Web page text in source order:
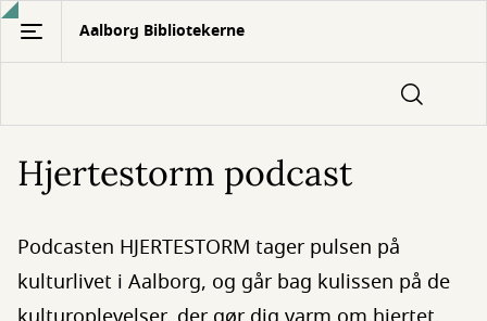
Gå
hovedindhold
Aalborg Bibliotekerne
Hjertestorm podcast
Podcasten HJERTESTORM tager pulsen på
kulturlivet i Aalborg, og går bag kulissen på de